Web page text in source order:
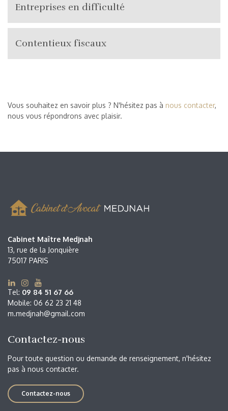
Entreprises en difficulté
Contentieux fiscaux
Vous souhaitez en savoir plus ? N'hésitez pas à nous contacter,
nous vous répondrons avec plaisir.
Cabinet Maître Medjnah
13, rue de la Jonquière
75017 PARIS
Tel: 09 84 51 67 66
Mobile: 06 62 23 21 48
m.medjnah@gmail.com
Contactez-nous
Pour toute question ou demande de renseignement, n'hésitez
pas à nous contacter.
Contactez-nous